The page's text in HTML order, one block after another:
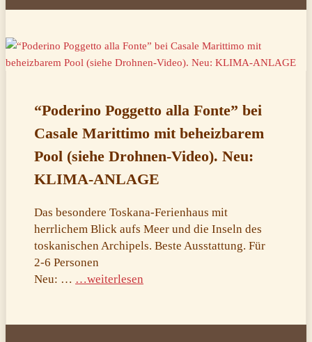
“Poderino Poggetto alla Fonte” bei
Casale Marittimo mit beheizbarem
Pool (siehe Drohnen-Video). Neu:
KLIMA-ANLAGE
Das besondere Toskana-Ferienhaus mit
herrlichem Blick aufs Meer und die Inseln des
toskanischen Archipels. Beste Ausstattung. Für
2-6 Personen
Neu: … …weiterlesen